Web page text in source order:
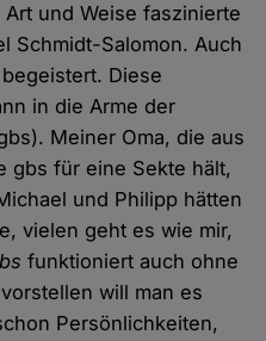
und Weise faszinierte
Schmidt-Salomon. Auch
Diese
in die Arme der
Meiner Oma, die aus
gbs für eine Sekte hält,
und Philipp hätten
vielen geht es wie mir,
funktioniert auch ohne
will man es
Persönlichkeiten,